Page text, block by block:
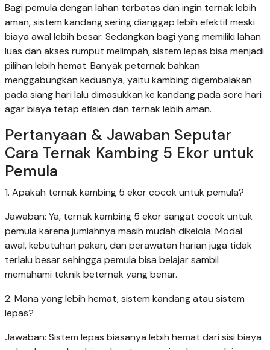
Bagi pemula dengan lahan terbatas dan ingin ternak lebih
aman, sistem kandang sering dianggap lebih efektif meski
biaya awal lebih besar. Sedangkan bagi yang memiliki lahan
luas dan akses rumput melimpah, sistem lepas bisa menjadi
pilihan lebih hemat. Banyak peternak bahkan
menggabungkan keduanya, yaitu kambing digembalakan
pada siang hari lalu dimasukkan ke kandang pada sore hari
agar biaya tetap efisien dan ternak lebih aman.
Pertanyaan & Jawaban Seputar
Cara Ternak Kambing 5 Ekor untuk
Pemula
1. Apakah ternak kambing 5 ekor cocok untuk pemula?
Jawaban: Ya, ternak kambing 5 ekor sangat cocok untuk
pemula karena jumlahnya masih mudah dikelola. Modal
awal, kebutuhan pakan, dan perawatan harian juga tidak
terlalu besar sehingga pemula bisa belajar sambil
memahami teknik beternak yang benar.
2. Mana yang lebih hemat, sistem kandang atau sistem
lepas?
Jawaban: Sistem lepas biasanya lebih hemat dari sisi biaya